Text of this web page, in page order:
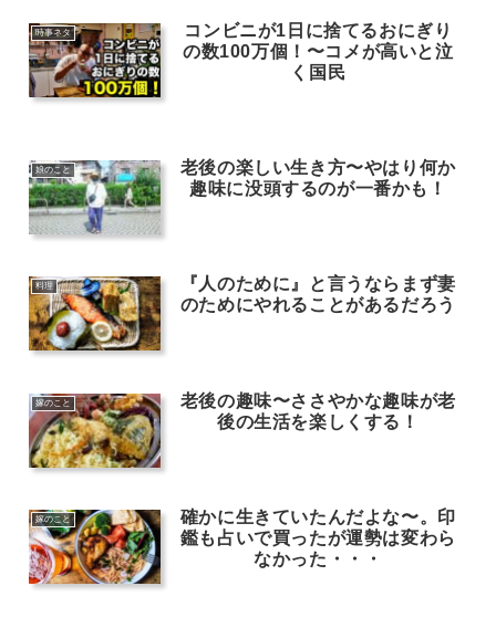
時事ネタ
コンビニが1日に捨てるおにぎり
の数100万個！〜コメが高いと泣
く国民
娘のこと
老後の楽しい生き方〜やはり何か
趣味に没頭するのが一番かも！
料理
『人のために』と言うならまず妻
のためにやれることがあるだろう
嫁のこと
老後の趣味〜ささやかな趣味が老
後の生活を楽しくする！
嫁のこと
確かに生きていたんだよな〜。印
鑑も占いで買ったが運勢は変わら
なかった・・・